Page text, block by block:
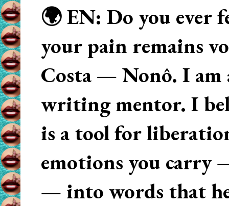
🌍 EN: Do you ever
your pain remains
Costa — Nonô. I am
writing mentor. I
is a tool for
emotions you carry
— into words that